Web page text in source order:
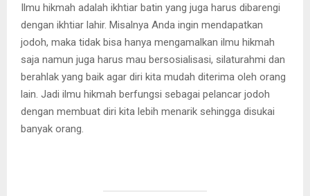
Ilmu hikmah adalah ikhtiar batin yang juga harus dibarengi
dengan ikhtiar lahir. Misalnya Anda ingin mendapatkan
jodoh, maka tidak bisa hanya mengamalkan ilmu hikmah
saja namun juga harus mau bersosialisasi, silaturahmi dan
berahlak yang baik agar diri kita mudah diterima oleh orang
lain. Jadi ilmu hikmah berfungsi sebagai pelancar jodoh
dengan membuat diri kita lebih menarik sehingga disukai
banyak orang.